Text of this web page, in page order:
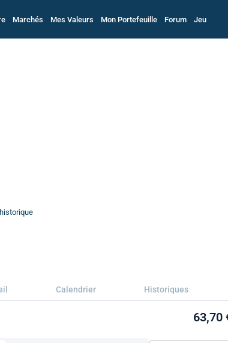
Marchés Mes Valeurs Mon Portefeuille Forum Jeu
Calendrier Historiques
63,70